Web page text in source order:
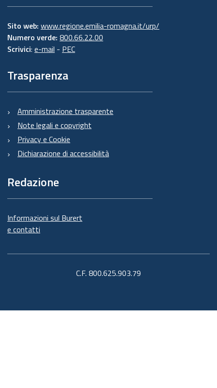
Sito web: www.regione.emilia-romagna.it/urp/
Numero verde: 800.66.22.00
Scrivici: e-mail - PEC
Trasparenza
Amministrazione trasparente
Note legali e copyright
Privacy e Cookie
Dichiarazione di accessibilità
Redazione
Informazioni sul Burert
e contatti
C.F. 800.625.903.79